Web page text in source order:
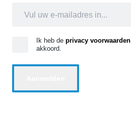
Ik heb de privacy voorwaarden
akkoord.